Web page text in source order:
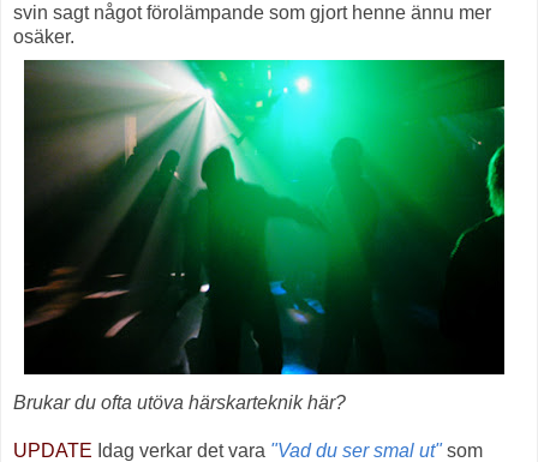
svin sagt något förolämpande som gjort henne ännu mer
osäker.
Brukar du ofta utöva härskarteknik här?
UPDATE Idag verkar det vara "Vad du ser smal ut" som